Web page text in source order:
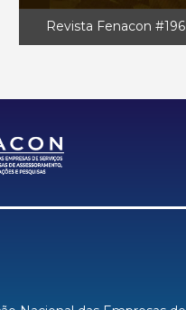
Revista Fenacon #196